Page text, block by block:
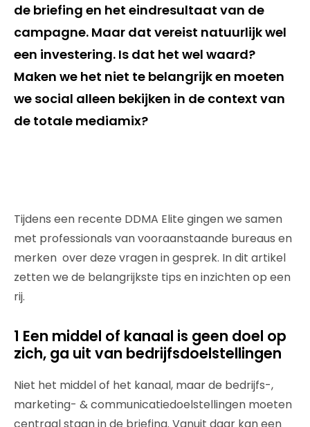
de briefing en het eindresultaat van de
campagne. Maar dat vereist natuurlijk wel
een investering. Is dat het wel waard?
Maken we het niet te belangrijk en moeten
we social alleen bekijken in de context van
de totale mediamix?
Tijdens een recente DDMA Elite gingen we samen
met professionals van vooraanstaande bureaus en
merken over deze vragen in gesprek. In dit artikel
zetten we de belangrijkste tips en inzichten op een
rij.
1 Een middel of kanaal is geen doel op
zich, ga uit van bedrijfsdoelstellingen
Niet het middel of het kanaal, maar de bedrijfs-,
marketing- & communicatiedoelstellingen moeten
centraal staan in de briefing. Vanuit daar kan een